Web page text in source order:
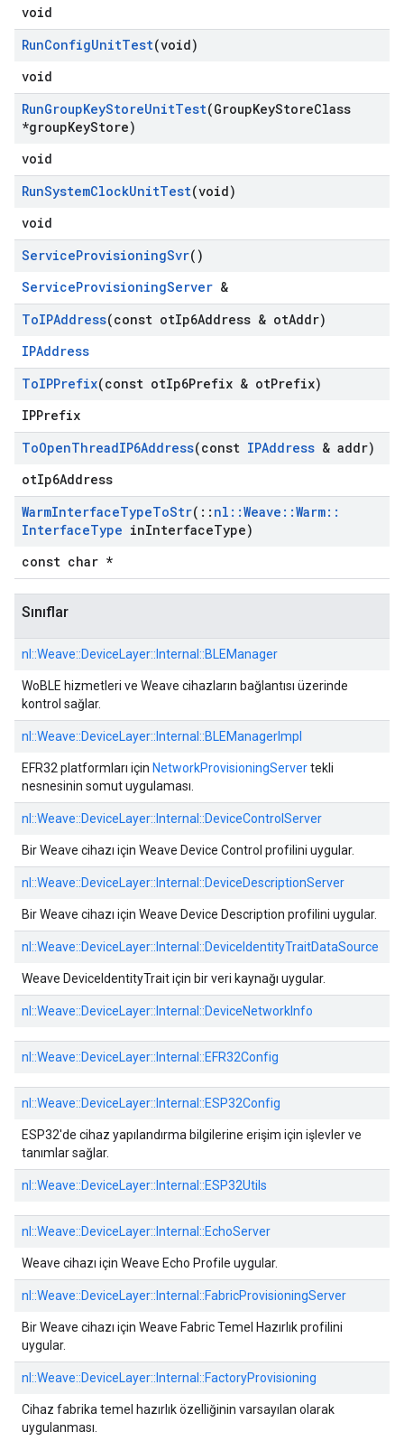
void
RunConfigUnitTest(void)
void
RunGroupKeyStoreUnitTest(GroupKeyStoreClass
*groupKeyStore)
void
RunSystemClockUnitTest(void)
void
ServiceProvisioningSvr()
ServiceProvisioningServer &
ToIPAddress(const otIp6Address & otAddr)
IPAddress
ToIPPrefix(const otIp6Prefix & otPrefix)
IPPrefix
ToOpenThreadIP6Address(const IPAddress & addr)
otIp6Address
WarmInterfaceTypeToStr( :: nl ::Weave ::Warm::
InterfaceType inInterfaceType)
const char *
Sınıflar
nl::Weave::DeviceLayer:: Internal::BLEManager
WoBLE hizmetleri ve Weave cihazların bağlantısı üzerinde
kontrol sağlar.
nl::Weave::DeviceLayer:: Internal::BLEManagerImpl
EFR32 platformları için NetworkProvisioningServertekli
nesnesinin somut uygulaması.
nl::Weave::DeviceLayer:: Internal::DeviceControlServer
Bir Weave cihazı için Weave Device Control profilini uygular.
nl::Weave::DeviceLayer:: Internal::DeviceDescriptionServer
Bir Weave cihazı için Weave Device Description profilini uygular.
nl::Weave::DeviceLayer:: Internal::DeviceIdentityTraitDataSource
Weave DeviceIdentityTrait için bir veri kaynağı uygular.
nl::Weave::DeviceLayer:: Internal::DeviceNetworkInfo
nl::Weave::DeviceLayer:: Internal::EFR32Config
nl::Weave::DeviceLayer:: Internal::ESP32Config
ESP32'de cihaz yapılandırma bilgilerine erişim için işlevler ve
tanımlar sağlar.
nl::Weave::DeviceLayer:: Internal::ESP32Utils
nl::Weave::DeviceLayer:: Internal::EchoServer
Weave cihazı için Weave Echo Profile uygular.
nl::Weave::DeviceLayer:: Internal::FabricProvisioningServer
Bir Weave cihazı için Weave Fabric Temel Hazırlık profilini
uygular.
nl::Weave::DeviceLayer:: Internal::FactoryProvisioning
Cihaz fabrika temel hazırlık özelliğinin varsayılan olarak
uygulanması.